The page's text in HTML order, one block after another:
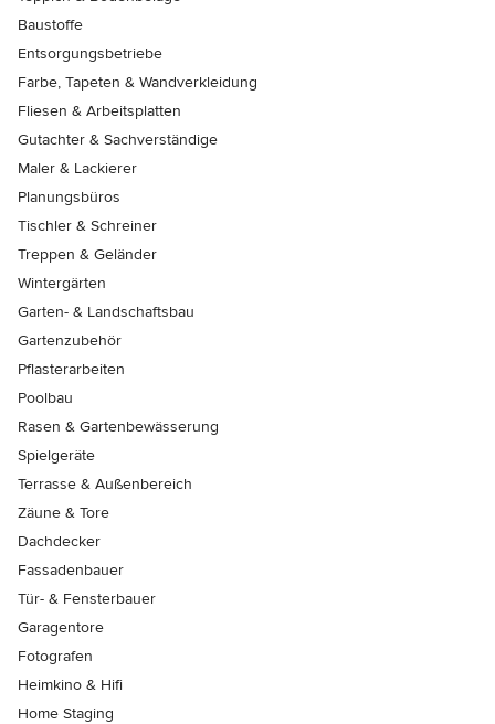
Baustoffe
Entsorgungsbetriebe
Farbe, Tapeten & Wandverkleidung
Fliesen & Arbeitsplatten
Gutachter & Sachverständige
Maler & Lackierer
Planungsbüros
Tischler & Schreiner
Treppen & Geländer
Wintergärten
Garten- & Landschaftsbau
Gartenzubehör
Pflasterarbeiten
Poolbau
Rasen & Gartenbewässerung
Spielgeräte
Terrasse & Außenbereich
Zäune & Tore
Dachdecker
Fassadenbauer
Tür- & Fensterbauer
Garagentore
Fotografen
Heimkino & Hifi
Home Staging